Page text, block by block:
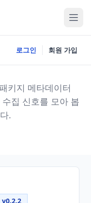
로그인 회원 가입
키지 메타데이터
수집 신호를 모아 봅
.
v0.2.2